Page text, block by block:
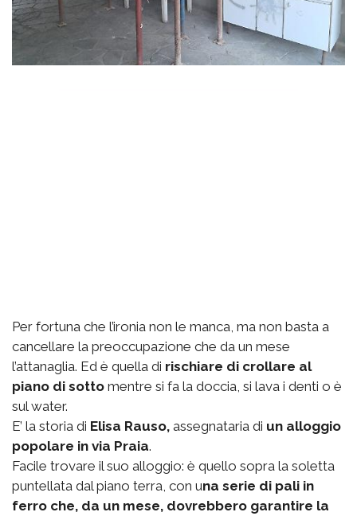
Per fortuna che l’ironia non le manca, ma non basta a
cancellare la preoccupazione che da un mese
l’attanaglia. Ed è quella di rischiare di crollare al
piano di sotto mentre si fa la doccia, si lava i denti o è
sul water.
E’ la storia di Elisa Rauso, assegnataria di un alloggio
popolare in via Praia.
Facile trovare il suo alloggio: è quello sopra la soletta
puntellata dal piano terra, con una serie di pali in
ferro che, da un mese, dovrebbero garantire la